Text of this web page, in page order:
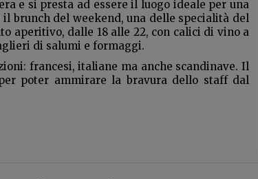
e si presta ad essere il luogo ideale per una
brunch del weekend, una delle specialità del
aperitivo, dalle 18 alle 22, con calici di vino a
di salumi e formaggi.
francesi, italiane ma anche scandinave. Il
poter ammirare la bravura dello staff dal